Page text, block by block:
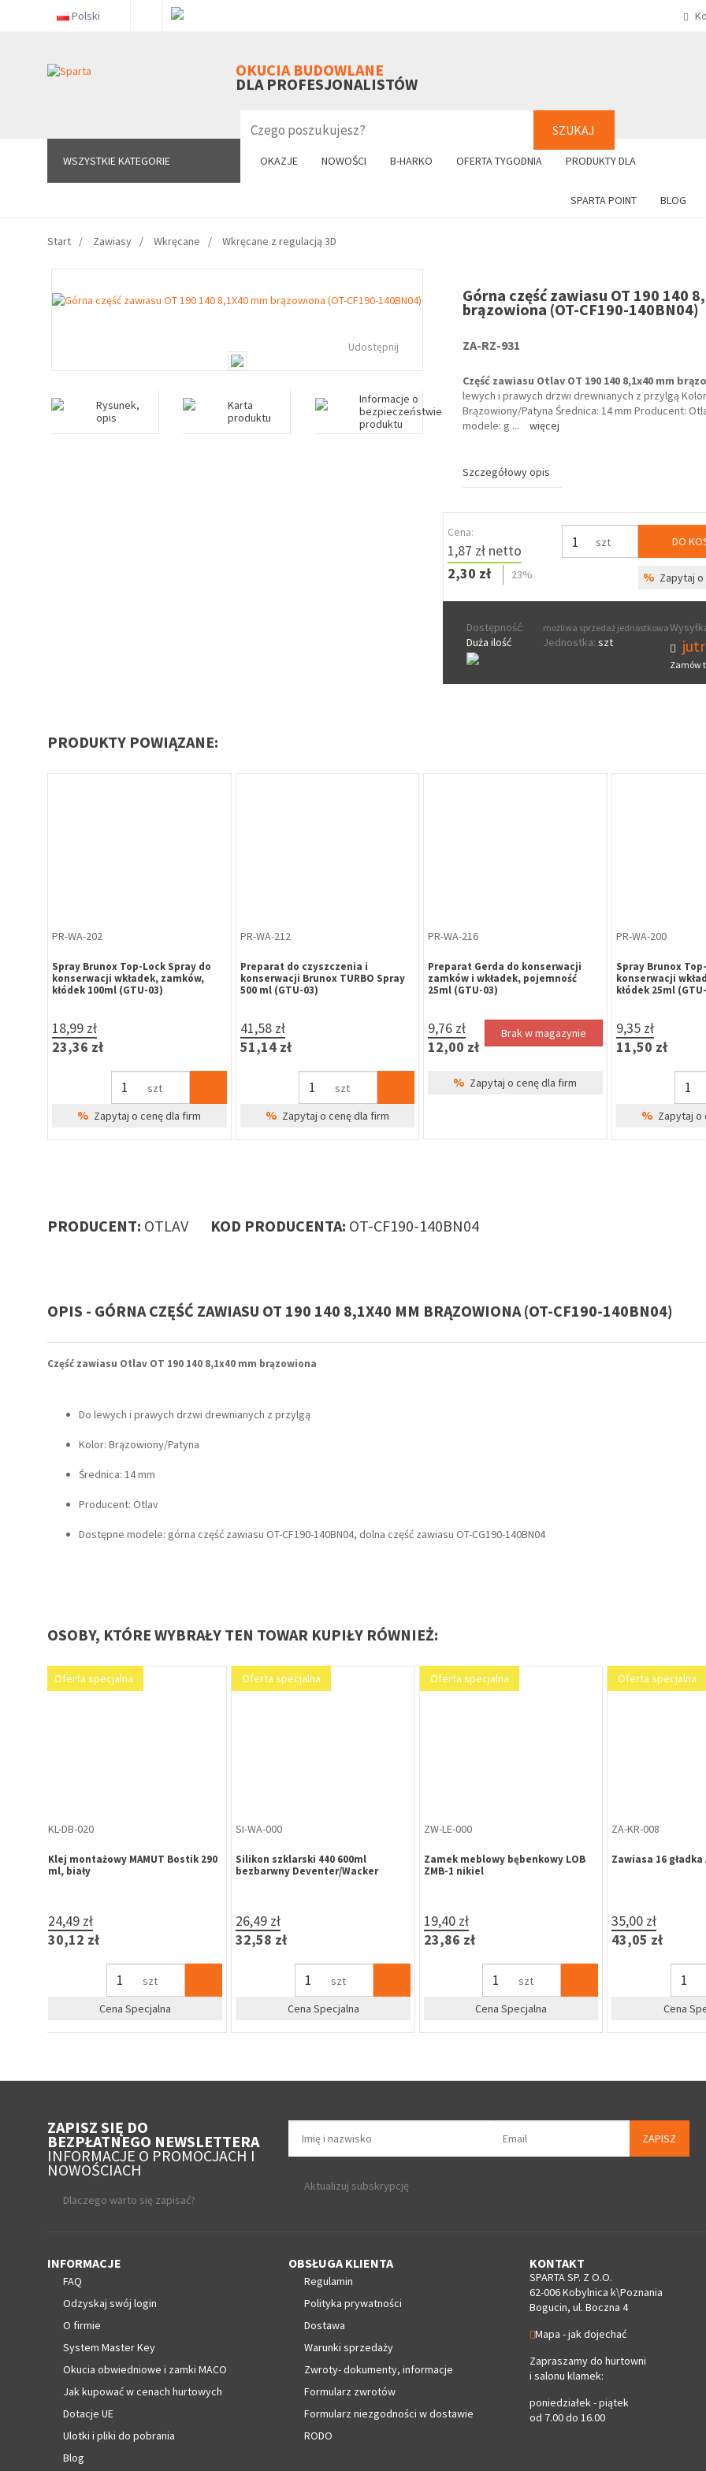
Polski
OKUCIA BUDOWLANE
DLA PROFESJONALISTÓW
SZUKAJ
WSZYSTKIE KATEGORIE OKAZJE NOWOŚCI B-HARKO OFERTA TYGODNIA PRODUKTY DLA
SPARTA POINT BLOG
WSZYSTKIE KATEGORIE +48 61
Start Zawiasy Wkręcane Wkręcane z regulacją 3D
Udostępnij
Rysunek,
opis
Karta
produktu
Informacje o
bezpieczeństwie
produktu
Górna część zawiasu OT 190 140
brązowiona (OT-CF190-140BN04)
ZA-RZ-931
Część zawiasu Otlav OT 190 140 8,1x40 mm
lewych i prawych drzwi drewnianych z przylgą
Brązowiony/Patyna Średnica: 14 mm Producent:
modele: g ... więcej
Szczegółowy opis
Cena:
1,87 zł netto
2,30 zł
23%
szt DO
% Zapytaj
Dostępność:
Duża ilość
możliwa sprzedaż jednostkowa
Jednostka: szt
Zamów
PRODUKTY POWIĄZANE:
PR-WA-202
Spray Brunox Top-Lock Spray do
konserwacji wkładek, zamków,
kłódek 100ml (GTU-03)
18,99 zł
23,36 zł
szt
% Zapytaj o cenę dla firm
PR-WA-212
Preparat do czyszczenia i
konserwacji Brunox TURBO Spray
500 ml (GTU-03)
41,58 zł
51,14 zł
szt
% Zapytaj o cenę dla firm
PR-WA-216
Preparat Gerda do konserwacji
zamków i wkładek, pojemność
25ml (GTU-03)
9,76 zł
12,00 zł
Brak w magazynie
% Zapytaj o cenę dla firm
PR-WA-200
Spray Brunox
konserwacji
kłódek 25ml
9,35 zł
11,50 zł
% Zapytaj o
PRODUCENT: OTLAV KOD PRODUCENTA: OT-CF190-140BN04
OPIS - GÓRNA CZĘŚĆ ZAWIASU OT 190 140 8,1X40 MM BRĄZOWIONA (OT-CF190-140BN04)
Część zawiasu Otlav OT 190 140 8,1x40 mm brązowiona
Do lewych i prawych drzwi drewnianych z przylgą
Kolor: Brązowiony/Patyna
Średnica: 14 mm
Producent: Otlav
Dostępne modele: górna część zawiasu OT-CF190-140BN04, dolna część zawiasu OT-CG190-140BN04
OSOBY, KTÓRE WYBRAŁY TEN TOWAR KUPIŁY RÓWNIEŻ:
ZP-LE-161
Zamek wpuszczany bębenkowy
LOB 72/50 ocynk żółty
29,86 zł
36,73 zł
kpl
Zapytaj o cenę dla firm
ZA-PL-120
Skrzydełko górne 60 fi 13,5 ocynk
żółty 607-01-00/A
0,66 zł
0,81 zł
szt
Zapytaj o cenę dla firm
ZA-RZ-139
Zawiasa 190-140 Otlav wkręcana
ozdobna 14 mm brązowiona
4,39 zł
5,40 zł
szt
Zapytaj o cenę dla firm
ZA-RZ-138
Zawiasa 190-160
9,11 zł
11,21 zł
Zapytaj o
ZAPISZ SIĘ DO
BEZPŁATNEGO NEWSLETTERA
INFORMACJE O PROMOCJACH I
NOWOŚCIACH
Dlaczego warto się zapisać?
ZAPISZ
Aktualizuj subskrypcję
INFORMACJE
FAQ
Odzyskaj swój login
O firmie
System Master Key
Okucia obwiedniowe i zamki MACO
Jak kupować w cenach hurtowych
Dotacje UE
Ulotki i pliki do pobrania
Blog
OBSŁUGA KLIENTA
Regulamin
Polityka prywatności
Dostawa
Warunki sprzedaży
Zwroty- dokumenty, informacje
Formularz zwrotów
Formularz niezgodności w dostawie
RODO
KONTAKT
SPARTA SP. Z O.O.
62-006 Kobylnica k\Poznania
Bogucin, ul. Boczna 4
Mapa - jak dojechać
Zapraszamy do hurtowni
i salonu klamek:
poniedziałek - piątek
od 7.00 do 16.00